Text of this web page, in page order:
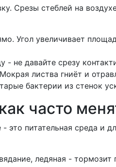
Срезы стеблей на
Угол увеличивает
- не давайте срезу
листва гниёт и
бактерии из стенок
часто
питательная среда и
ледяная - тормозит